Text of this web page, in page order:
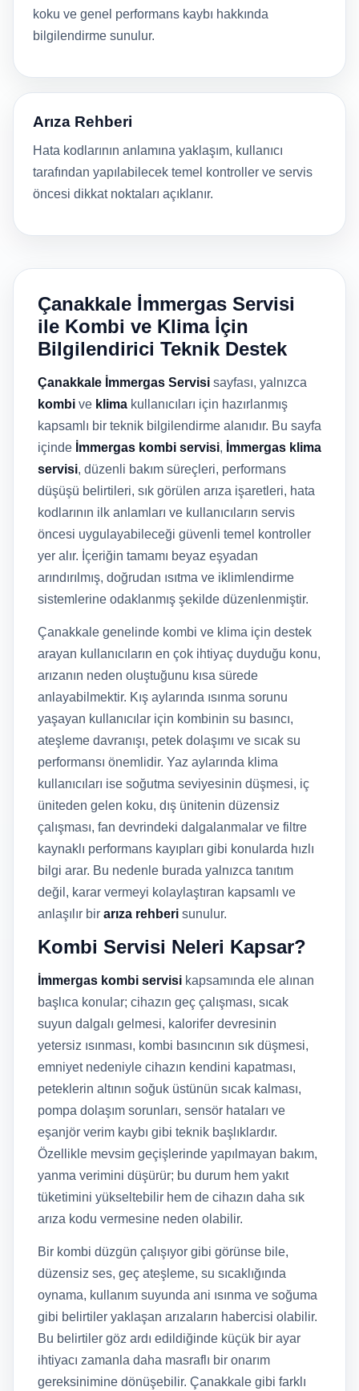
koku ve genel performans kaybı hakkında
bilgilendirme sunulur.
Arıza Rehberi
Hata kodlarının anlamına yaklaşım, kullanıcı
tarafından yapılabilecek temel kontroller ve servis
öncesi dikkat noktaları açıklanır.
Çanakkale İmmergas Servisi
ile Kombi ve Klima İçin
Bilgilendirici Teknik Destek
Çanakkale İmmergas Servisi sayfası, yalnızca
kombi ve klima kullanıcıları için hazırlanmış
kapsamlı bir teknik bilgilendirme alanıdır. Bu sayfa
içinde İmmergas kombi servisi, İmmergas klima
servisi, düzenli bakım süreçleri, performans
düşüşü belirtileri, sık görülen arıza işaretleri, hata
kodlarının ilk anlamları ve kullanıcıların servis
öncesi uygulayabileceği güvenli temel kontroller
yer alır. İçeriğin tamamı beyaz eşyadan
arındırılmış, doğrudan ısıtma ve iklimlendirme
sistemlerine odaklanmış şekilde düzenlenmiştir.
Çanakkale genelinde kombi ve klima için destek
arayan kullanıcıların en çok ihtiyaç duyduğu konu,
arızanın neden oluştuğunu kısa sürede
anlayabilmektir. Kış aylarında ısınma sorunu
yaşayan kullanıcılar için kombinin su basıncı,
ateşleme davranışı, petek dolaşımı ve sıcak su
performansı önemlidir. Yaz aylarında klima
kullanıcıları ise soğutma seviyesinin düşmesi, iç
üniteden gelen koku, dış ünitenin düzensiz
çalışması, fan devrindeki dalgalanmalar ve filtre
kaynaklı performans kayıpları gibi konularda hızlı
bilgi arar. Bu nedenle burada yalnızca tanıtım
değil, karar vermeyi kolaylaştıran kapsamlı ve
anlaşılır bir arıza rehberi sunulur.
Kombi Servisi Neleri Kapsar?
İmmergas kombi servisi kapsamında ele alınan
başlıca konular; cihazın geç çalışması, sıcak
suyun dalgalı gelmesi, kalorifer devresinin
yetersiz ısınması, kombi basıncının sık düşmesi,
emniyet nedeniyle cihazın kendini kapatması,
peteklerin altının soğuk üstünün sıcak kalması,
pompa dolaşım sorunları, sensör hataları ve
eşanjör verim kaybı gibi teknik başlıklardır.
Özellikle mevsim geçişlerinde yapılmayan bakım,
yanma verimini düşürür; bu durum hem yakıt
tüketimini yükseltebilir hem de cihazın daha sık
arıza kodu vermesine neden olabilir.
Bir kombi düzgün çalışıyor gibi görünse bile,
düzensiz ses, geç ateşleme, su sıcaklığında
oynama, kullanım suyunda ani ısınma ve soğuma
gibi belirtiler yaklaşan arızaların habercisi olabilir.
Bu belirtiler göz ardı edildiğinde küçük bir ayar
ihtiyacı zamanla daha masraflı bir onarım
gereksinimine dönüşebilir. Çanakkale gibi farklı